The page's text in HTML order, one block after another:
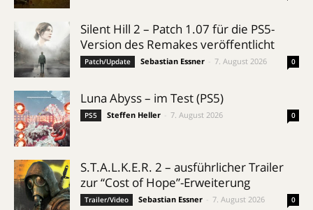
Silent Hill 2 – Patch 1.07 für die PS5-
Version des Remakes veröffentlicht
Patch/Update Sebastian Essner 7. August 2026 0
Luna Abyss – im Test (PS5)
PS5 Steffen Heller 7. August 2026 0
S.T.A.L.K.E.R. 2 – ausführlicher Trailer
zur “Cost of Hope”-Erweiterung
Trailer/Video Sebastian Essner 7. August 2026 0